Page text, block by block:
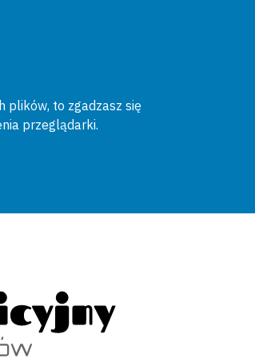
plików, to zgadzasz się
przeglądarki.